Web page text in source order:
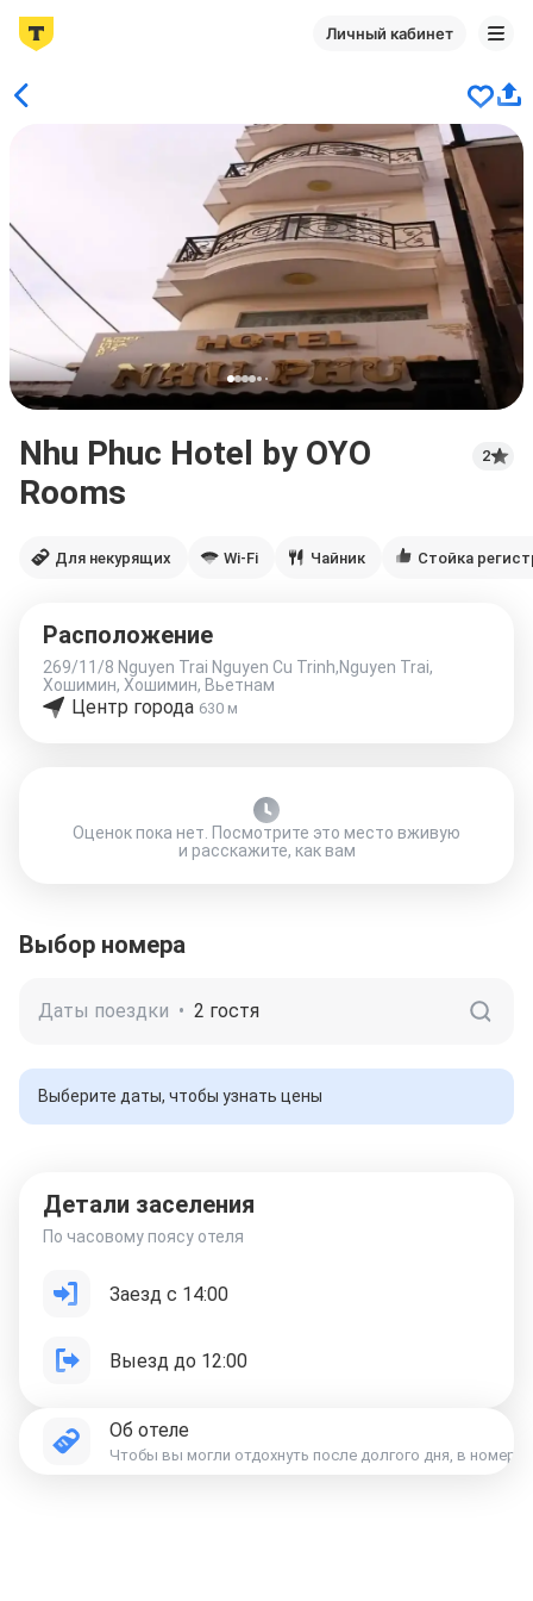
Личный кабинет
Nhu Phuc Hotel by OYO
Rooms
2
Для некурящих Wi-Fi Чайник Стойка
Расположение
269/11/8 Nguyen Trai Nguyen Cu Trinh,Nguyen Trai,
Хошимин, Хошимин, Вьетнам
Центр города 630 м
Оценок пока нет. Посмотрите это место вживую
и расскажите, как вам
Выбор номера
Даты поездки • 2 гостя
Выберите даты, чтобы узнать цены
Детали заселения
По часовому поясу отеля
Заезд с 14:00
Выезд до 12:00
Об отеле
Чтобы вы могли отдохнуть после долгого дня, в номере